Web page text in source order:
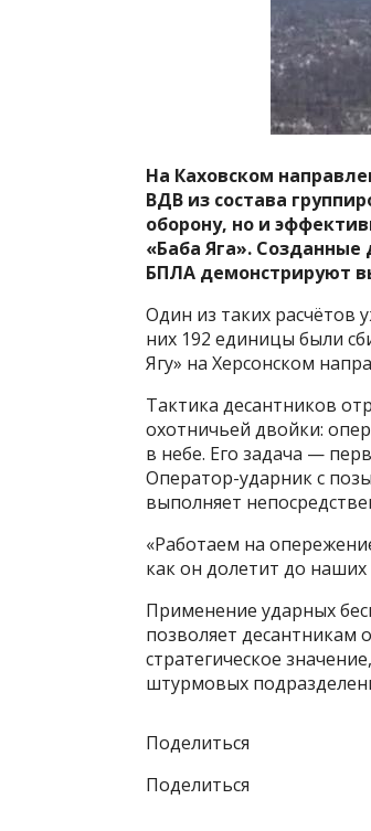
На Каховском
ВДВ из состава
оборону, но и
«Баба Яга». Созданные
БПЛА демонстрируют
Один из таких расчётов
них 192 единицы были
Ягу» на Херсонском
Тактика десантников
охотничьей двойки:
в небе. Его задача —
Оператор-ударник с
выполняет
«Работаем на
как он долетит до
Применение ударных
позволяет десантникам
стратегическое
штурмовых
Поделиться
Поделиться